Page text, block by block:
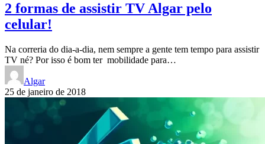
2 formas de assistir TV Algar pelo
celular!
Na correria do dia-a-dia, nem sempre a gente tem tempo para assistir
TV né? Por isso é bom ter mobilidade para…
Algar
25 de janeiro de 2018